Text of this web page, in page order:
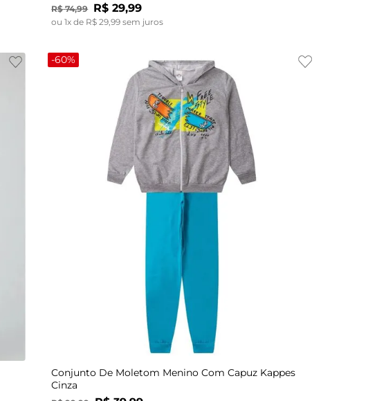
R$ 74,99 R$ 29,99
ou1x de R$ 29 ,99 sem juros
-60%
16
Conjunto De Moletom Menino Com Capuz Kappes
Cinza